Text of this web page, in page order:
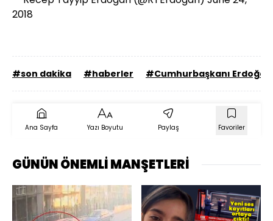
2018
#son dakika #haberler #Cumhurbaşkanı Erdoğan
Ana Sayfa Yazı Boyutu Paylaş Favoriler
GÜNÜN ÖNEMLİ MANŞETLERİ